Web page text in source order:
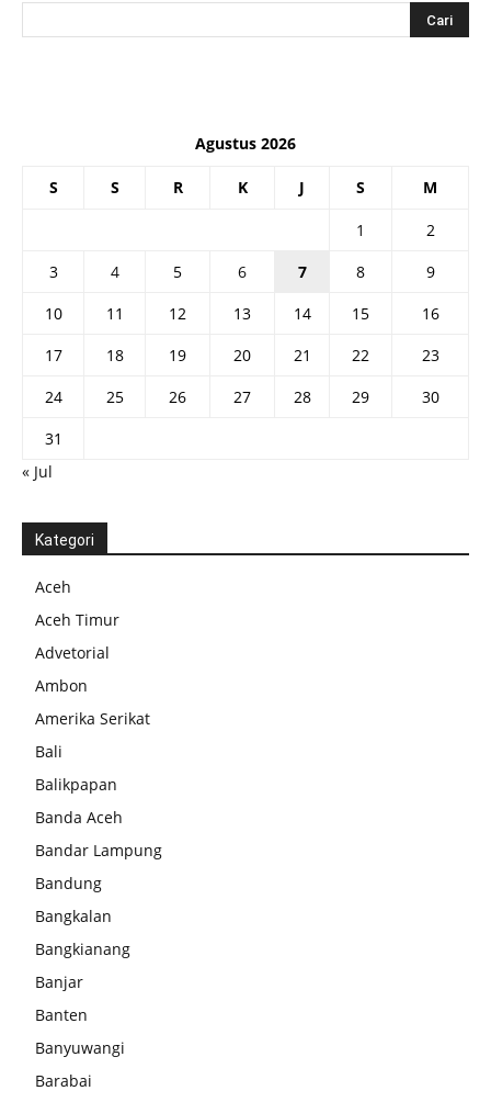
Agustus 2026
S S R K J S M
1
2
3
4 5 6 7 8
9
10
11 12 13 14 15
16
17
18 19 20 21 22
23
24
25 26 27 28 29
30
31
« Jul
Kategori
Aceh
Aceh Timur
Advetorial
Ambon
Amerika Serikat
Bali
Balikpapan
Banda Aceh
Bandar Lampung
Bandung
Bangkalan
Bangkianang
Banjar
Banten
Banyuwangi
Barabai